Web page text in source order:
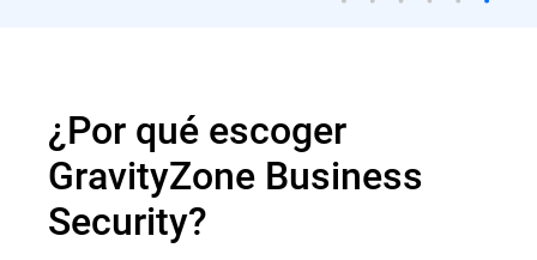
¿Por qué escoger
GravityZone Business
Security?